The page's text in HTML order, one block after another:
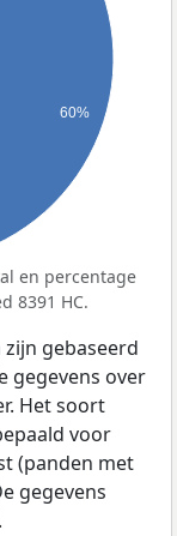
60%
en percentage
8391 HC.
gebaseerd
gegevens over
Het soort
voor
(panden met
gegevens